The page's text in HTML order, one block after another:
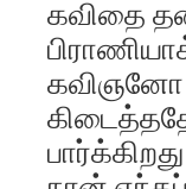
கவிதை
கவிஞனோ